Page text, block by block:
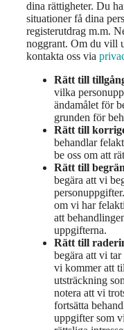
dina rättigheter. Du
situationer få dina
registerutdrag m.m.
noggrant. Om du vill
kontakta oss via
Rätt till
vilka
ändamålet för
grunden för
Rätt till
behandlar
be oss om att
Rätt till
begära att vi
om vi har
att
uppgifterna.
Rätt till
begära att vi
vi kommer att
utsträckning
notera att vi
fortsätta
uppgifter som